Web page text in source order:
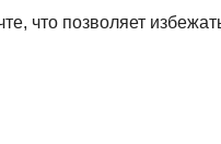
что позволяет